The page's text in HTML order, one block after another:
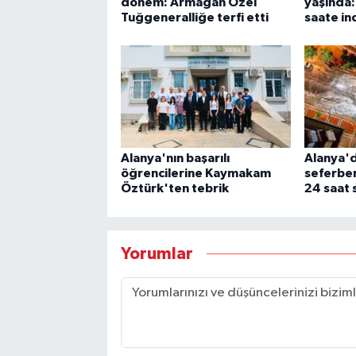
Tuğgeneralliğe terfi etti
saate
Alanya'nın başarılı
öğrencilerine Kaymakam
Öztürk'ten tebrik
24 saat
Yorumlar